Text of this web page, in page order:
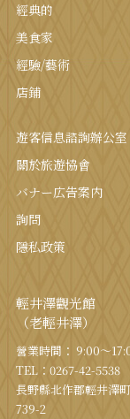
經典的
美食家
經驗/藝術
店鋪
遊客信息諮詢辦公室
關於旅遊協會
バナー広告案内
詢問
隱私政策
輕井澤觀光館
（老輕井澤）
營業時間： 9:00〜
TEL： 0267-42-5538
長野縣北作郡輕井澤
739-2